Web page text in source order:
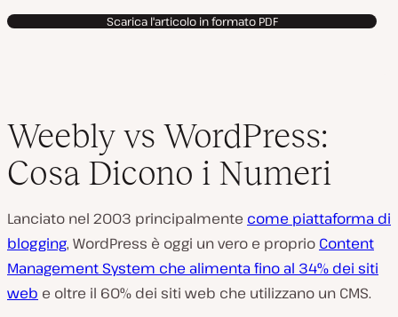
Scarica l'articolo in formato PDF
Weebly vs WordPress:
Cosa Dicono i Numeri
Lanciato nel 2003 principalmente come piattaforma di
blogging, WordPress è oggi un vero e proprio Content
Management System che alimenta fino al 34% dei siti
web e oltre il 60% dei siti web che utilizzano un CMS.